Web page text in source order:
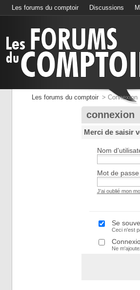
Les forums du comptoir Discussions
Les forums du comptoir > Connexion
connexion
Merci de saisir
Nom
Mot de passe
J'ai oublié mon
Se
Ceci n'est
Ne